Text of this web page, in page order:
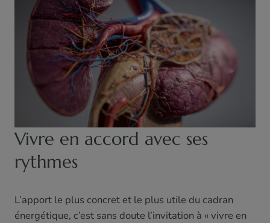
Vivre en accord avec ses
rythmes
L’apport le plus concret et le plus utile du cadran
énergétique, c’est sans doute l’invitation à « vivre en